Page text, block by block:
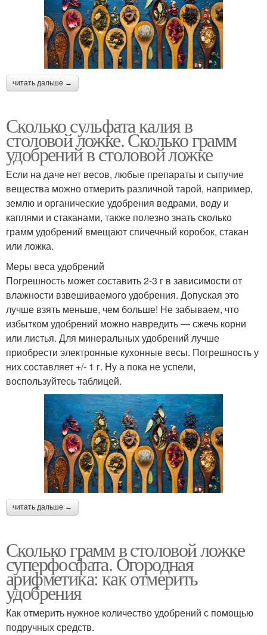
читать дальше →
Сколько сульфата калия в
столовой ложке. Сколько грамм
удобрений в столовой ложке
Если на даче нет весов, любые препараты и сыпучие
вещества можно отмерить различной тарой, например,
землю и органические удобрения ведрами, воду и
каплями и стаканами, также полезно знать сколько
грамм удобрений вмещают спичечный коробок, стакан
или ложка.
Меры веса удобрений
Погрешность может составить 2-3 г в зависимости от
влажности взвешиваемого удобрения. Допуская это
лучше взять меньше, чем больше! Не забываем, что
избытком удобрений можно навредить — сжечь корни
или листья. Для минеральных удобрений лучше
приобрести электронные кухонные весы. Погрешность у
них составляет +/- 1 г. Ну а пока не успели,
воспользуйтесь таблицей.
читать дальше →
Сколько грамм в столовой ложке
суперфосфата. Огородная
арифметика: как отмерить
удобрения
Как отмерить нужное количество удобрений с помощью
подручных средств.